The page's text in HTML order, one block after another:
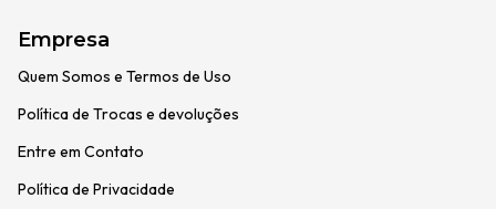
Empresa
Quem Somos e Termos de Uso
Política de Trocas e devoluções
Entre em Contato
Política de Privacidade